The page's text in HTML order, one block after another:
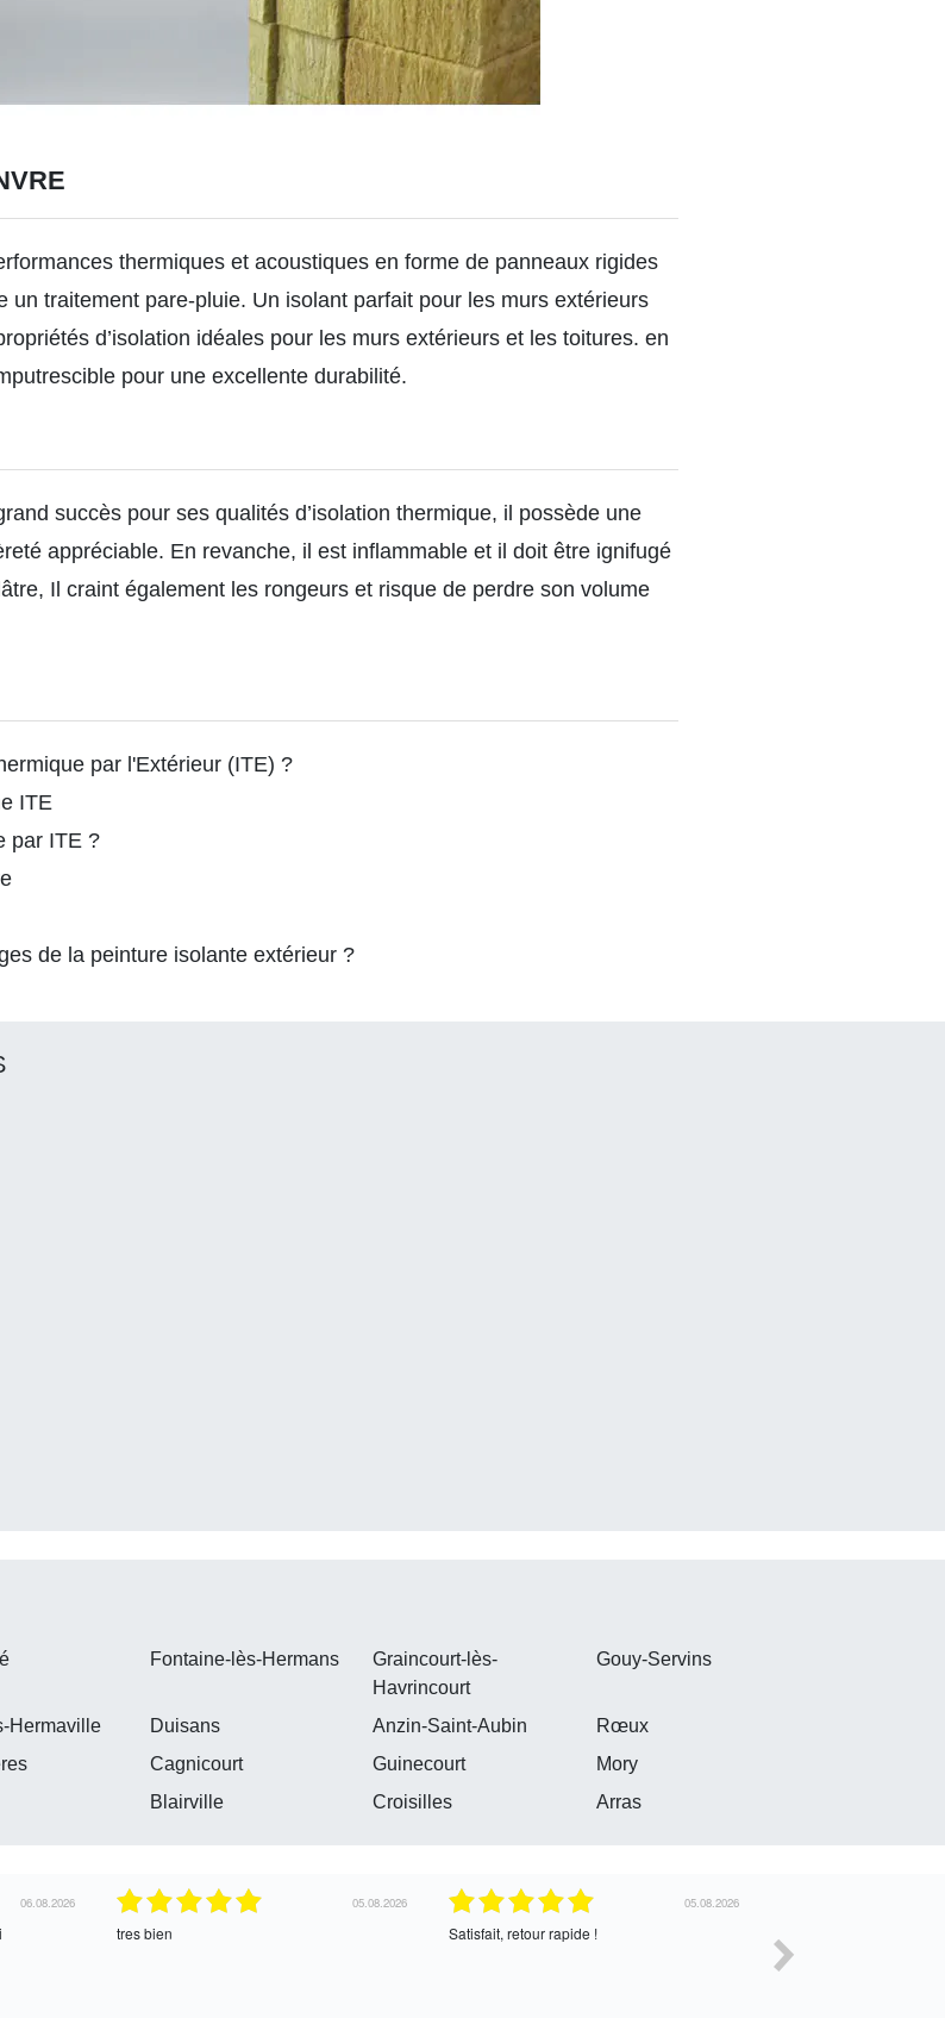
thermiques et acoustiques en forme de panneaux rigides
un traitement pare-pluie. Un isolant parfait pour les murs extérieurs
d’isolation idéales pour les murs extérieurs et les toitures. en
pour une excellente durabilité.
succès pour ses qualités d’isolation thermique, il possède une
appréciable. En revanche, il est inflammable et il doit être ignifugé
Il craint également les rongeurs et risque de perdre son volume
par l'Extérieur (ITE) ?
ITE
par ITE ?
de la peinture isolante extérieur ?
Fontaine-lès-Hermans
Graincourt-lès-
Havrincourt
Gouy-Servins
Hermaville Duisans Anzin-Saint-Aubin
Rœux
Cagnicourt Guinecourt
Mory
Blairville Croisilles Arras
04.08.2026 04.08.2026
oui, merci
30.07.2026
Satisfait de l’échange, assez cordial. En